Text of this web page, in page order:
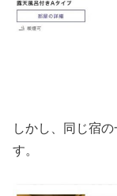
しかし、同じ宿
す。